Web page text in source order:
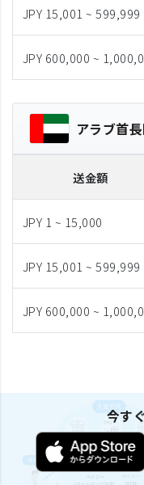
JPY 15,001 ~ 599,999
JPY 600,000 ~
アラブ首
送金額
JPY 1 ~ 15,000
JPY 15,001 ~ 599,999
JPY 600,000 ~
今す